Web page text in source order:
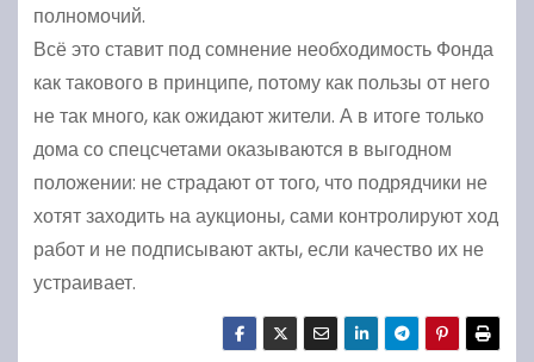
полномочий.
Всё это ставит под сомнение необходимость Фонда
как такового в принципе, потому как пользы от него
не так много, как ожидают жители. А в итоге только
дома со спецсчетами оказываются в выгодном
положении: не страдают от того, что подрядчики не
хотят заходить на аукционы, сами контролируют ход
работ и не подписывают акты, если качество их не
устраивает.